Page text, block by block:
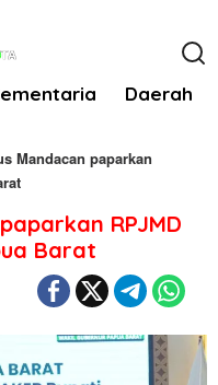
Daerah
Mandacan paparkan
RPJMD
Barat